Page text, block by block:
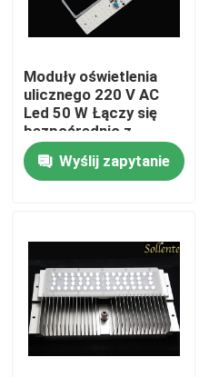
Dom
Filmy
O nas
Moduły oświetlenia
ulicznego 220 V AC
Led 50 W Łączy się
bezpośrednio z
napięciem sieciowym
prądu przemiennego
Wyślij zapytanie